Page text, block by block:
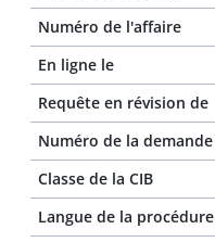
Numéro de l'affaire
En ligne le
Requête en révision de
Numéro de la demande
Classe de la CIB
Langue de la procédure